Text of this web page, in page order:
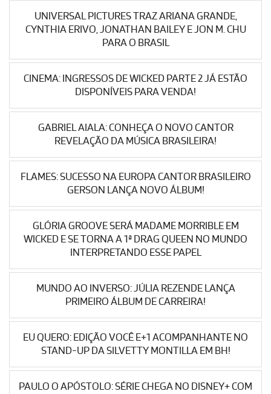
UNIVERSAL PICTURES TRAZ ARIANA GRANDE,
CYNTHIA ERIVO, JONATHAN BAILEY E JON M. CHU
PARA O BRASIL
CINEMA: INGRESSOS DE WICKED PARTE 2 JÁ ESTÃO
DISPONÍVEIS PARA VENDA!
GABRIEL AIALA: CONHEÇA O NOVO CANTOR
REVELAÇÃO DA MÚSICA BRASILEIRA!
FLAMES: SUCESSO NA EUROPA CANTOR BRASILEIRO
GERSON LANÇA NOVO ÁLBUM!
GLÓRIA GROOVE SERÁ MADAME MORRIBLE EM
WICKED E SE TORNA A 1ª DRAG QUEEN NO MUNDO
INTERPRETANDO ESSE PAPEL
MUNDO AO INVERSO: JÚLIA REZENDE LANÇA
PRIMEIRO ÁLBUM DE CARREIRA!
EU QUERO: EDIÇÃO VOCÊ E+1 ACOMPANHANTE NO
STAND-UP DA SILVETTY MONTILLA EM BH!
PAULO O APÓSTOLO: SÉRIE CHEGA NO DISNEY+ COM